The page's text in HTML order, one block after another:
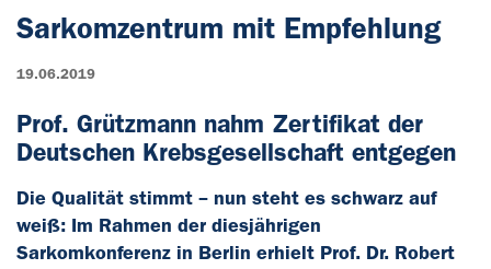
Sarkomzentrum mit Empfehlung
19.06.2019
Prof. Grützmann nahm Zertifikat der
Deutschen Krebsgesellschaft entgegen
Die Qualität stimmt – nun steht es schwarz auf
weiß: Im Rahmen der diesjährigen
Sarkomkonferenz in Berlin erhielt Prof. Dr. Robert